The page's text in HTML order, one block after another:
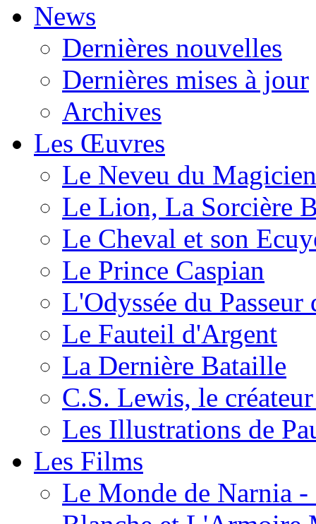
News
Dernières nouvelles
Dernières mises à jour
Archives
Les Œuvres
Le Neveu du Magicien
Le Lion, La Sorcière
Le Cheval et son
Le Prince Caspian
L'Odyssée du
Le Fauteil d'Argent
La Dernière Bataille
C.S. Lewis, le
Les Illustrations de
Les Films
Le Monde de Narnia